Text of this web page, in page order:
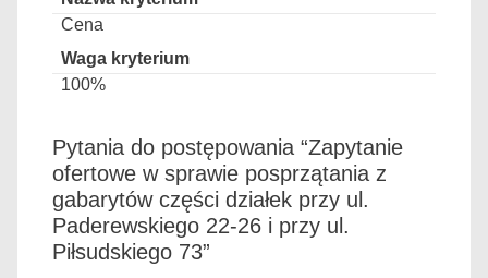
Cena
100%
Pytania do postępowania “Zapytanie
ofertowe w sprawie posprzątania z
gabarytów części działek przy ul.
Paderewskiego 22-26 i przy ul.
Piłsudskiego 73”